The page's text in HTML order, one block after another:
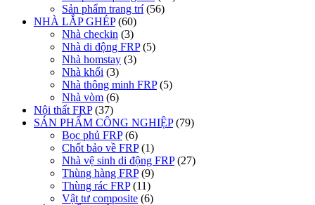
Sản phẩm trang trí (56)
NHÀ LẮP GHÉP (60)
Nhà checkin (3)
Nhà di động FRP (5)
Nhà homstay (3)
Nhà khối (3)
Nhà thông minh FRP (5)
Nhà vòm (6)
Nội thất FRP (37)
SẢN PHẨM CÔNG NGHIỆP (79)
Bọc phủ FRP (6)
Chốt bảo về FRP (1)
Nhà vệ sinh di động FRP (27)
Thùng hàng FRP (9)
Thùng rác FRP (11)
Vật tư composite (6)